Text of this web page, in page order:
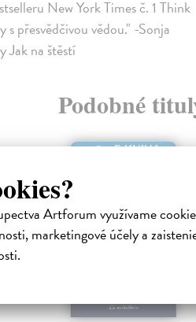
Artforum využívame
marketingové účely a
New York Times č. 1 Think
přesvědčivou vědou." -Sonja
Jak na štěstí
Podobné